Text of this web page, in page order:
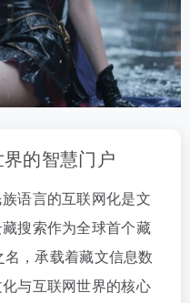
的智慧门户
语言的互联网化是文
搜索作为全球首个藏
名，承载着藏文信息数
与互联网世界的核心